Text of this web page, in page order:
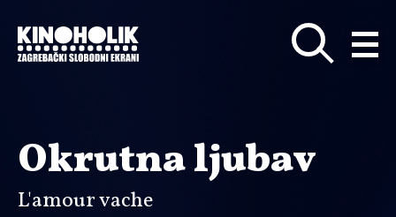
glavni
sadržaj
Okrutna ljubav
L'amour vache